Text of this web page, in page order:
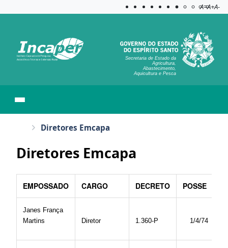
Aplicar
A=A+A-
Secretaria de Estado da
Agricultura,
Abastecimento,
Aquicultura e Pesca
Diretores Emcapa
Diretores Emcapa
EMPOSSADO CARGO DECRETO POSSE
Janes França
Martins
Diretor 1.360-P 1/4/74